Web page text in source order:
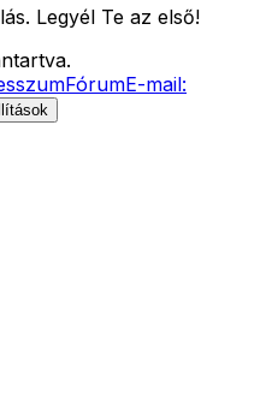
Legyél Te az első!
FórumE-mail: